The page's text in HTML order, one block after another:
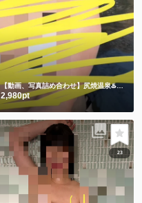
【動画、写真詰め合わせ】尻焼温泉♨️牛さん水着と鬼さん豆まき 恒例飛び込み動画付き🏊
2,980pt
23